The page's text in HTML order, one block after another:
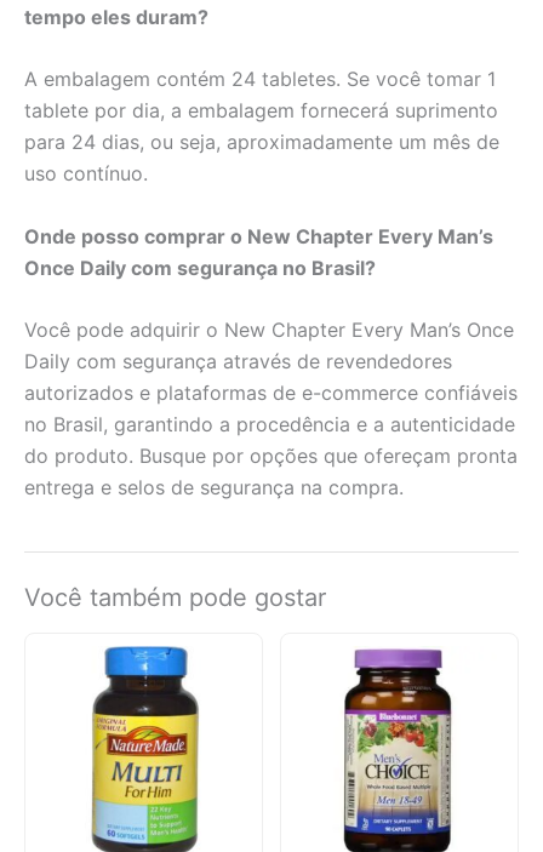
tempo eles duram?
A embalagem contém 24 tabletes. Se você tomar 1
tablete por dia, a embalagem fornecerá suprimento
para 24 dias, ou seja, aproximadamente um mês de
uso contínuo.
Onde posso comprar o New Chapter Every Man’s
Once Daily com segurança no Brasil?
Você pode adquirir o New Chapter Every Man’s Once
Daily com segurança através de revendedores
autorizados e plataformas de e-commerce confiáveis
no Brasil, garantindo a procedência e a autenticidade
do produto. Busque por opções que ofereçam pronta
entrega e selos de segurança na compra.
Você também pode gostar